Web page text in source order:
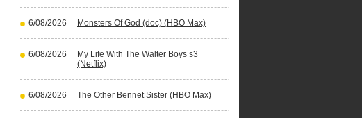
6/08/2026 Monsters Of God (doc) (HBO Max)
6/08/2026
My Life With The Walter Boys s3
(Netflix)
6/08/2026 The Other Bennet Sister (HBO Max)